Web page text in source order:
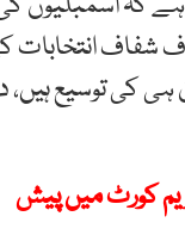
انتخابات
توسیع ہیں،
کورٹ میں پیش